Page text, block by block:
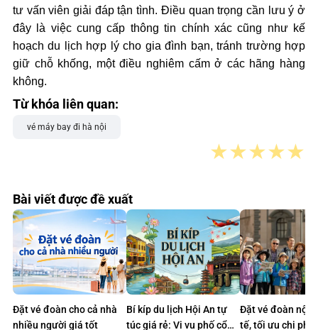
tư vấn viên giải đáp tận tình. Điều quan trọng cần lưu ý ở
đây là việc cung cấp thông tin chính xác cũng như kế
hoạch du lịch hợp lý cho gia đình bạn, tránh trường hợp
giữ chỗ khống, một điều nghiêm cấm ở các hãng hàng
không.
Từ khóa liên quan:
vé máy bay đi hà nội
★★★★★
Bài viết được đề xuất
Đặt vé đoàn cho cả nhà
nhiều người giá tốt
Bí kíp du lịch Hội An tự
túc giá rẻ: Vi vu phố cổ
Đặt vé đoàn nội
tế, tối ưu chi phí